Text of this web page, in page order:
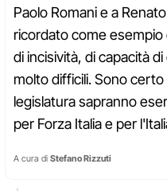
Paolo Romani e a
ricordato come
di incisività, di capacità
molto difficili. Sono
legislatura sapranno
per Forza Italia e per
A cura di Stefano Rizzuti